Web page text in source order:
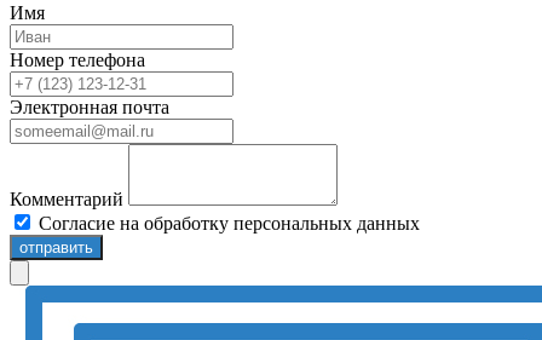
Имя
Номер телефона
Электронная почта
Комментарий
Согласие на обработку персональных данных
отправить